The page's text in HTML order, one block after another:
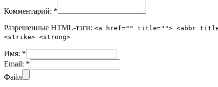
Комментарий: *
Разрешенные HTML-тэги: <a href="" title=""> <abbr
<strike> <strong>
Имя: *
Email: *
Файл